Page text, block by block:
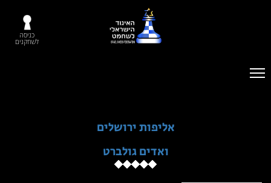
כניסה
לשחקנים
אליפות ירושלים
ואדים גולברט